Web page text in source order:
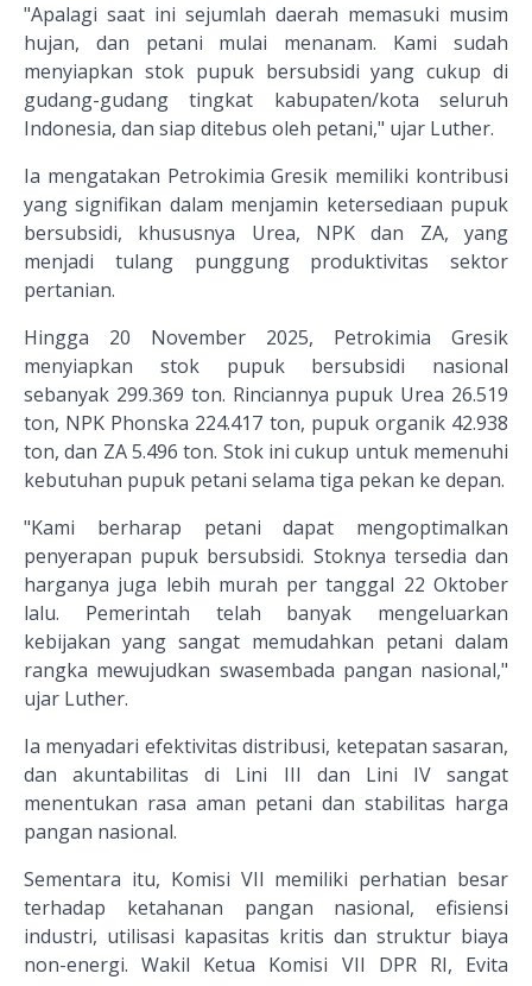
"Apalagi saat ini sejumlah daerah memasuki musim
hujan, dan petani mulai menanam. Kami sudah
menyiapkan stok pupuk bersubsidi yang cukup di
gudang-gudang tingkat kabupaten/kota seluruh
Indonesia, dan siap ditebus oleh petani," ujar Luther.
Ia mengatakan Petrokimia Gresik memiliki kontribusi
yang signifikan dalam menjamin ketersediaan pupuk
bersubsidi, khususnya Urea, NPK dan ZA, yang
menjadi tulang punggung produktivitas sektor
pertanian.
Hingga 20 November 2025, Petrokimia Gresik
menyiapkan stok pupuk bersubsidi nasional
sebanyak 299.369 ton. Rinciannya pupuk Urea 26.519
ton, NPK Phonska 224.417 ton, pupuk organik 42.938
ton, dan ZA 5.496 ton. Stok ini cukup untuk memenuhi
kebutuhan pupuk petani selama tiga pekan ke depan.
"Kami berharap petani dapat mengoptimalkan
penyerapan pupuk bersubsidi. Stoknya tersedia dan
harganya juga lebih murah per tanggal 22 Oktober
lalu. Pemerintah telah banyak mengeluarkan
kebijakan yang sangat memudahkan petani dalam
rangka mewujudkan swasembada pangan nasional,"
ujar Luther.
Ia menyadari efektivitas distribusi, ketepatan sasaran,
dan akuntabilitas di Lini III dan Lini IV sangat
menentukan rasa aman petani dan stabilitas harga
pangan nasional.
Sementara itu, Komisi VII memiliki perhatian besar
terhadap ketahanan pangan nasional, efisiensi
industri, utilisasi kapasitas kritis dan struktur biaya
non-energi. Wakil Ketua Komisi VII DPR RI, Evita